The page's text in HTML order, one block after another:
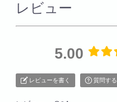
レビュー
5.00
レビューを書く 質問する